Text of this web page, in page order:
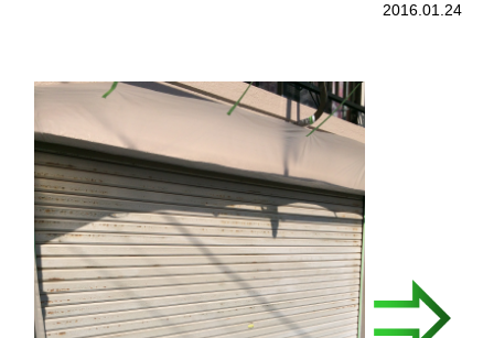
2016.01.24